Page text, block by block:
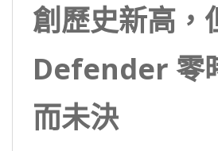
創歷史新高，
Defender 零
而未決